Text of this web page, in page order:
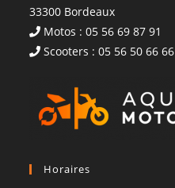
33300 Bordeaux
Motos : 05 56 69 87 91
Scooters : 05 56 50 66 66
Horaires